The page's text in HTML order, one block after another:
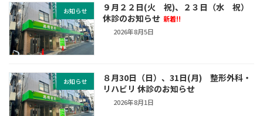
お知らせ
９月２２日(火 祝)、２３日（水 祝）
休診のお知らせ 新着!!
2026年8月5日
お知らせ
８月30日（日）、31日(月) 整形外科・
リハビリ 休診のお知らせ
2026年8月1日